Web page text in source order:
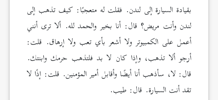
بقيادة السيارة إلى لندن. فقلت له متعجبًا: كيف تذهب إلى
لندن وأنت مريض؟ قال: أنا بخير والحمد لله. ألا ترى أنني
أعمل على الكمبيوتر ولا أشعر بأي تعب ولا إرهاق. قلت:
أرجو ألا تذهب، وإذا كان لا بد فلتذهب حرمك وابنتك.
قال: لا، سأذهب أنا أيضًا وأقابل أمير المؤمنين. قلت: إذًا لا
تقد أنت السيارة. قال: طيب.